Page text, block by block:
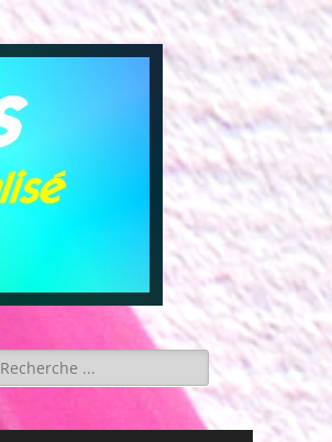
Rechercher :